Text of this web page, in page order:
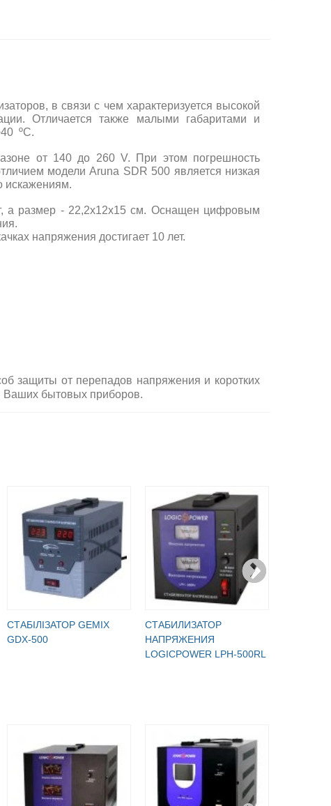
в связи с чем характеризуется высокой
Отличается также малыми габаритами и
ºС.
от 140 до 260 V. При этом погрешность
модели Aruna SDR 500 является низкая
искажениям.
а размер - 22,2х12х15 см. Оснащен цифровым
напряжения достигает 10 лет.
защиты от перепадов напряжения и коротких
Ваших бытовых приборов.
СТАБІЛІЗАТОР GEMIX
GDX-500
СТАБИЛИЗАТОР
НАПРЯЖЕНИЯ
LOGICPOWER LPH-500RL